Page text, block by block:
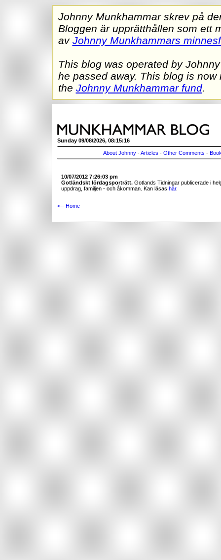
Johnny Munkhammar skrev på
Bloggen är upprätthållen som ett
av Johnny Munkhammars
This blog was operated by
he passed away. This blog is
the Johnny Munkhammar fund.
Sunday 09/08/2026, 08:15:16
About Johnny -Articles - Other Comments -
10/07/2012 7:26:03 pm
Gotländskt lördagsporträtt. Gotlands Tidningar publicerade i
uppdrag, familjen - och åkomman. Kan läsas här.
<-- Home